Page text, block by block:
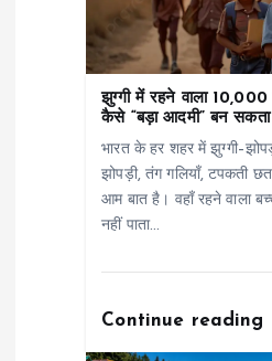
झुग्गी में रहने वाला 10,000
कैसे “बड़ा आदमी” बन सकता
भारत के हर शहर में
झोपड़ी, तंग गलियाँ, टपकती
आम बात है। वहाँ रहने वाला
नहीं पाता…
Continue reading